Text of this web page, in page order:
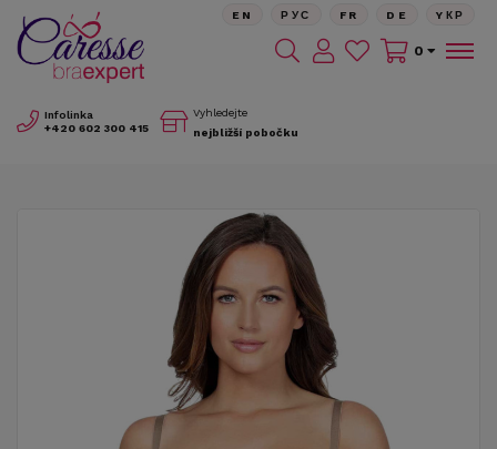
Infolinka
+420 602 300 415
Vyhledejte
nejbližší pobočku
EN РУС FR DE YКР
0